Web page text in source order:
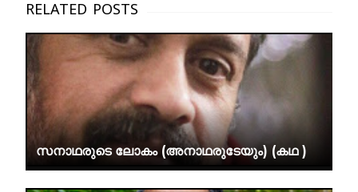
സനാഥരുടെ ലോകം (അനാഥരുടേയും) (കഥ )